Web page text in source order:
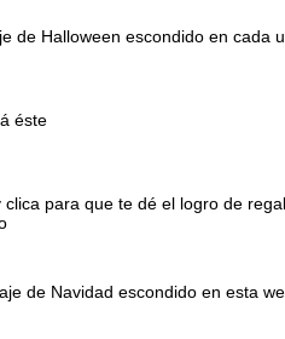
de Halloween escondido en cada
éste
para que te dé el logro de
de Navidad escondido en esta